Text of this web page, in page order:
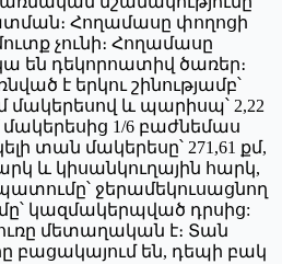
Հողամասը փողոցի
չունի։ Հողամասը
են դեկորոատիվ ծառեր։
է երկու շինությամբ՝
մակերեսով և պարիսպ՝ 2,22
մակերեսից 1/6 բաժնեմաս
տան մակերեսը՝ 271,61 քմ,
և կիսանկուղային հարկ,
ջերամեկուսացնող
կազմակերպված դրսից:
մետաղական է։ Տան
բացակայում են, դեպի բակ